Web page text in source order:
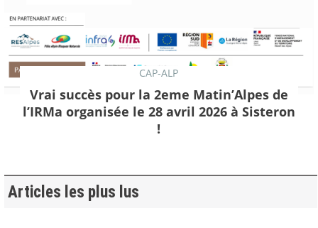
CAP-ALP
Vrai succès pour la 2eme Matin’Alpes de
l’IRMa organisée le 28 avril 2026 à Sisteron
!
Articles les plus lus